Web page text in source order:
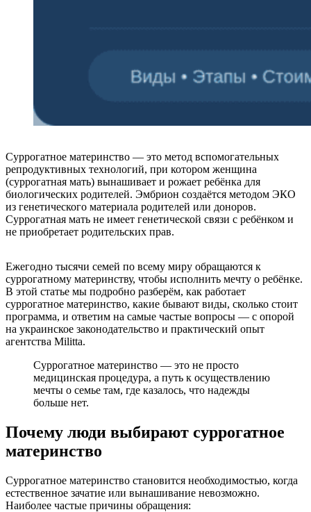
Суррогатное материнство — это метод вспомогательных
репродуктивных технологий, при котором женщина
(суррогатная мать) вынашивает и рожает ребёнка для
биологических родителей. Эмбрион создаётся методом ЭКО
из генетического материала родителей или доноров.
Суррогатная мать не имеет генетической связи с ребёнком и
не приобретает родительских прав.
Ежегодно тысячи семей по всему миру обращаются к
суррогатному материнству, чтобы исполнить мечту о ребёнке.
В этой статье мы подробно разберём, как работает
суррогатное материнство, какие бывают виды, сколько стоит
программа, и ответим на самые частые вопросы — с опорой
на украинское законодательство и практический опыт
агентства Militta.
Суррогатное материнство — это не просто
медицинская процедура, а путь к осуществлению
мечты о семье там, где казалось, что надежды
больше нет.
Почему люди выбирают суррогатное
материнство
Суррогатное материнство становится необходимостью, когда
естественное зачатие или вынашивание невозможно.
Наиболее частые причины обращения: